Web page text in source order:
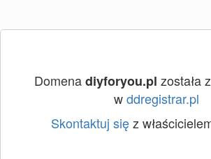
Domenadiyforyou.pl została
wddregistrar.pl
Skontaktuj sięz